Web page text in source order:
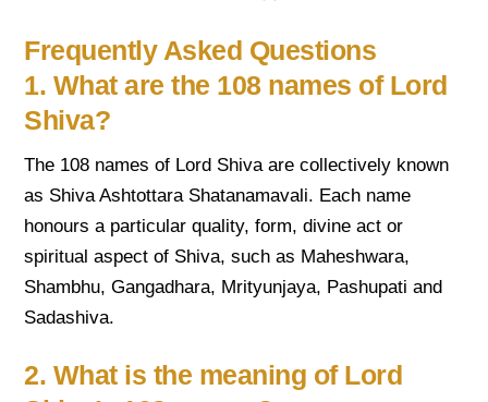
Frequently Asked Questions
1. What are the 108 names of Lord
Shiva?
The 108 names of Lord Shiva are collectively known
as Shiva Ashtottara Shatanamavali. Each name
honours a particular quality, form, divine act or
spiritual aspect of Shiva, such as Maheshwara,
Shambhu, Gangadhara, Mrityunjaya, Pashupati and
Sadashiva.
2. What is the meaning of Lord